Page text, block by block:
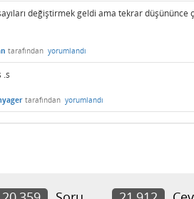
değiştirmek geldi ama tekrar düşününce
tarafından yorumlandı
.s
tarafından yorumlandı